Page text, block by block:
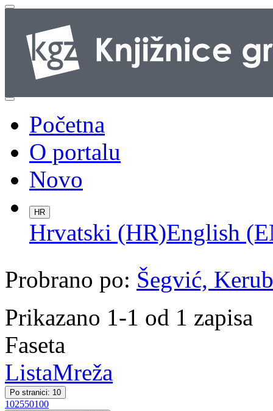
Početna
O portalu
Novo
HR
Hrvatski (HR)English
Probrano po: Šegvić,
Prikazano 1-1 od 1 zapisa
Faseta
ListaMreža
Po stranici: 10
102550100